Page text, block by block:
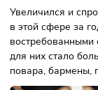
Рост
соискатели
Также на
смежные